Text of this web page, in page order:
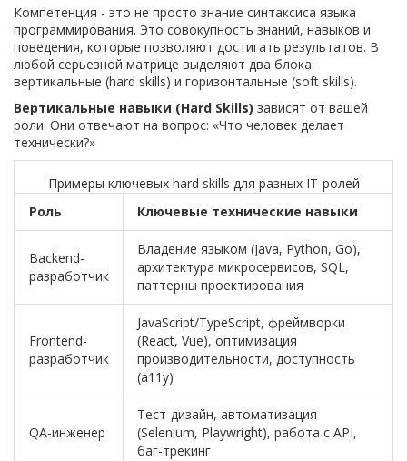
Компетенция - это не просто знание синтаксиса языка
программирования. Это совокупность знаний, навыков и
поведения, которые позволяют достигать результатов. В
любой серьезной матрице выделяют два блока:
вертикальные (hard skills) и горизонтальные (soft skills).
Вертикальные навыки (Hard Skills) зависят от вашей
роли. Они отвечают на вопрос: «Что человек делает
технически?»
Примеры ключевых hard skills для разных IT-ролей
Роль
Ключевые технические навыки
Backend-
разработчик
Владение языком (Java, Python, Go),
архитектура микросервисов, SQL,
паттерны проектирования
Frontend-
разработчик
JavaScript/TypeScript, фреймворки
(React, Vue), оптимизация
производительности, доступность
(a11y)
QA-инженер
Тест-дизайн, автоматизация
(Selenium, Playwright), работа с API,
баг-трекинг